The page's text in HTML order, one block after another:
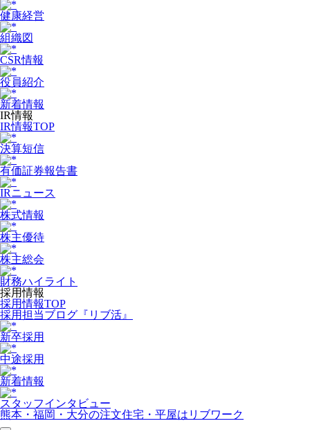
健康経営
組織図
CSR情報
役員紹介
新着情報
IR情報
IR情報TOP
決算短信
有価証券報告書
IRニュース
株式情報
株主優待
株主総会
財務ハイライト
採用情報
採用情報TOP
採用担当ブログ『リブ活』
新卒採用
中途採用
新着情報
スタッフインタビュー
熊本・福岡・大分の注文住宅・平屋はリブワーク